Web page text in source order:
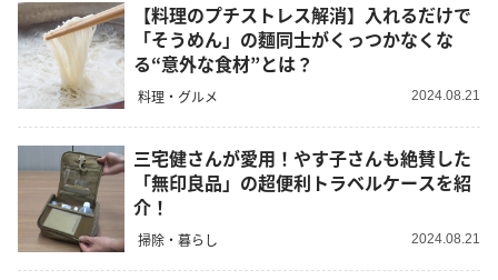
【料理のプチストレス解消】入れるだけで
「そうめん」の麵同士がくっつかなくな
る“意外な食材”とは？
料理・グルメ 2024.08.21
三宅健さんが愛用！やす子さんも絶賛した
「無印良品」の超便利トラベルケースを紹
介！
掃除・暮らし 2024.08.21